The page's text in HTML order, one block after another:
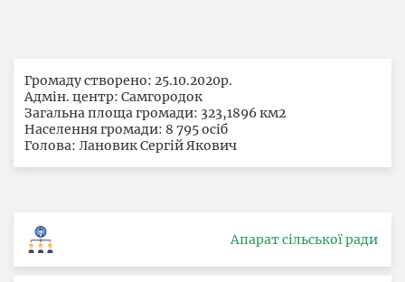
Громаду створено: 25.10.2020р.
Адмін. центр: Самгородок
Загальна площа громади: 323,1896 км2
Населення громади: 8 795 осіб
Голова: Лановик Сергій Якович
Апарат сільської ради